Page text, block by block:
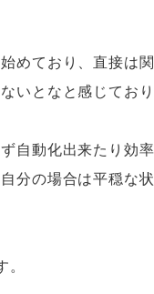
めており、直接は関
いとなと感じており
自動化出来たり効
分の場合は平穏な